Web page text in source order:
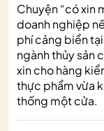
Chuyện “có xin
doanh nghiệp
phí cảng biển
ngành thủy sản
xin cho hàng
thực phẩm vừa
thống một cửa.